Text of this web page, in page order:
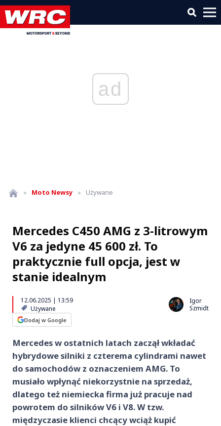
ad
» Moto Newsy » Używane
Mercedes C450 AMG z 3-litrowym
V6 za jedyne 45 600 zł. To
praktycznie full opcja, jest w
stanie idealnym
12.06.2025 | 13:59
Używane
Dodaj w Google
Igor
Szmidt
Mercedes w ostatnich latach zaczął wkładać
hybrydowe silniki z czterema cylindrami nawet
do samochodów z oznaczeniem AMG. To
musiało wpłynąć niekorzystnie na sprzedaż,
dlatego też niemiecka firma już pracuje nad
powrotem do silników V6 i V8. W tzw.
międzyczasie klienci chcący wciąż kupić